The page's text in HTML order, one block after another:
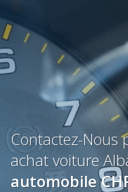
Contactez-Nous
achat voiture
automobile